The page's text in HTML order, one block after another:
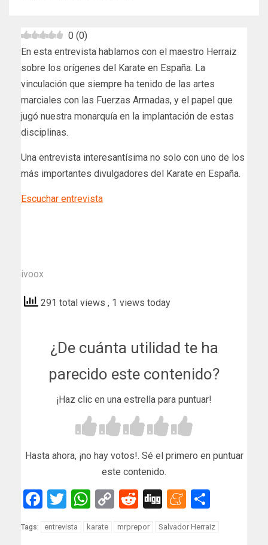
0 (0)
En esta entrevista hablamos con el maestro Herraiz
sobre los orígenes del Karate en España. La
vinculación que siempre ha tenido de las artes
marciales con las Fuerzas Armadas, y el papel que
jugó nuestra monarquía en la implantación de estas
disciplinas.
Una entrevista interesantísima no solo con uno de los
más importantes divulgadores del Karate en España.
Escuchar entrevista
ivoox
291 total views , 1 views today
¿De cuánta utilidad te ha
parecido este contenido?
¡Haz clic en una estrella para puntuar!
Hasta ahora, ¡no hay votos!. Sé el primero en puntuar
este contenido.
Facebook
TwitterWhatsApp
CopyRedditDigg
Tags: entrevista karate mrprepor Salvador Herraiz